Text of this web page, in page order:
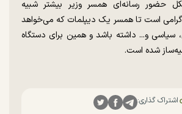
حضور رسانه‌ای همسر وزیر بیشتر شبیه
است تا همسر یک دیپلمات که می‌خواهد
سیاسی و... داشته باشد و همین برای دستگاه
شده است.
اشتراک گذاری: